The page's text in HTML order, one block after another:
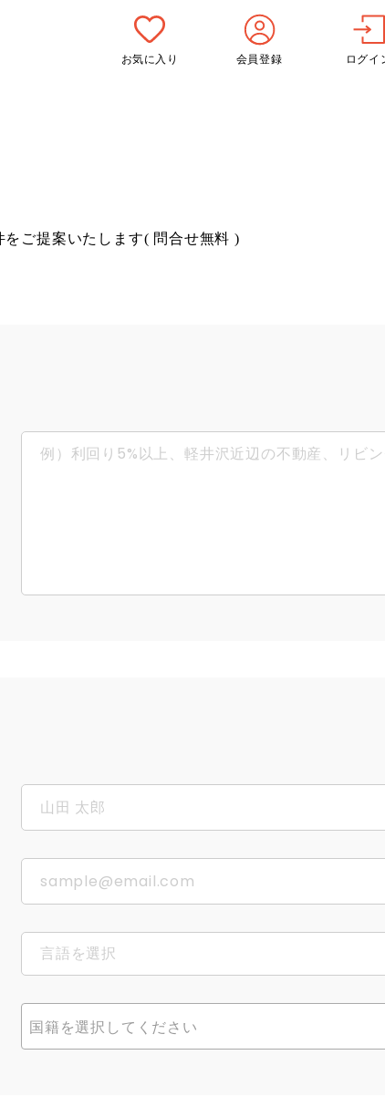
お気に入り 会員登録 ログイ
をご提案いたします( 問合せ無料 )
言語を選択
繁體中文
国籍を選択してください